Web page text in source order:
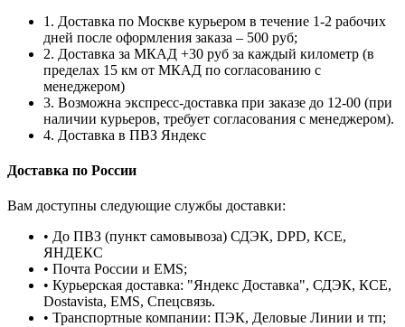
1. Доставка по Москве курьером в течение 1-2 рабочих
дней после оформления заказа – 500 руб;
2. Доставка за МКАД +30 руб за каждый километр (в
пределах 15 км от МКАД по согласованию с
менеджером)
3. Возможна экспресс-доставка при заказе до 12-00 (при
наличии курьеров, требует согласования с менеджером).
4. Доставка в ПВЗ Яндекс
Доставка по России
Вам доступны следующие службы доставки:
• До ПВЗ (пункт самовывоза) СДЭК, DPD, КСЕ,
ЯНДЕКС
• Почта России и EMS;
• Курьерская доставка: "Яндекс Доставка", СДЭК, КСЕ,
Dostavista, EMS, Спецсвязь.
• Транспортные компании: ПЭК, Деловые Линии и тп;